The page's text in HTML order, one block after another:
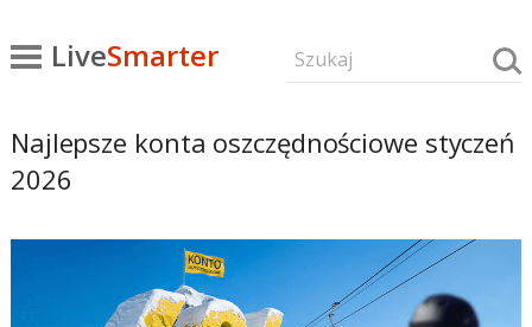
LiveSmarter
Najlepsze konta oszczędnościowe styczeń
2026